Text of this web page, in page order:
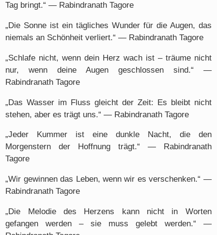
Tag bringt.“ — Rabindranath Tagore
„Die Sonne ist ein tägliches Wunder für die Augen, das
niemals an Schönheit verliert.“ — Rabindranath Tagore
„Schlafe nicht, wenn dein Herz wach ist – träume nicht
nur, wenn deine Augen geschlossen sind.“ —
Rabindranath Tagore
„Das Wasser im Fluss gleicht der Zeit: Es bleibt nicht
stehen, aber es trägt uns.“ — Rabindranath Tagore
„Jeder Kummer ist eine dunkle Nacht, die den
Morgenstern der Hoffnung trägt.“ — Rabindranath
Tagore
„Wir gewinnen das Leben, wenn wir es verschenken.“ —
Rabindranath Tagore
„Die Melodie des Herzens kann nicht in Worten
gefangen werden – sie muss gelebt werden.“ —